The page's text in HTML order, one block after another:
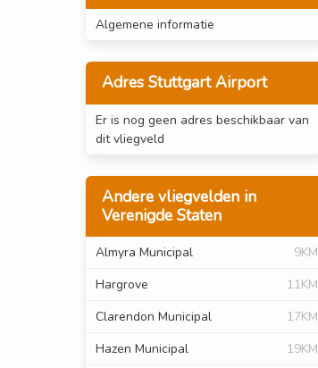
Algemene informatie
Adres Stuttgart Airport
Er is nog geen adres beschikbaar van
dit vliegveld
Andere vliegvelden in
Verenigde Staten
Almyra Municipal
9KM
Hargrove
11KM
Clarendon Municipal
17KM
Hazen Municipal
19KM